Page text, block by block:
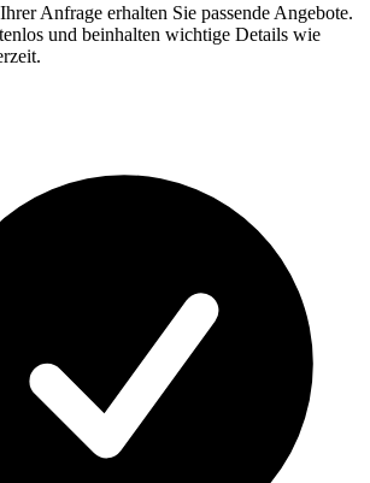
Anfrage erhalten Sie passende Angebote.
und beinhalten wichtige Details wie